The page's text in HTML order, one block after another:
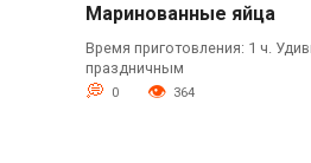
Маринованные яйца
Время приготовления: 1 ч.
праздничным
0 364